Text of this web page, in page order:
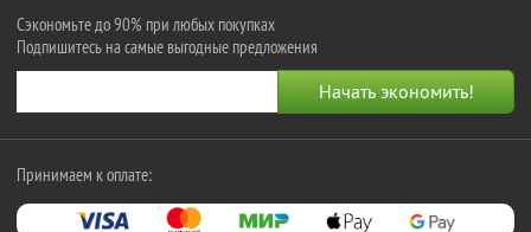
Сэкономьте до 90% при любых покупках
Подпишитесь на самые выгодные предложения
Принимаем к оплате: